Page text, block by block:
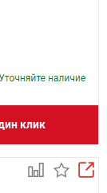
клик